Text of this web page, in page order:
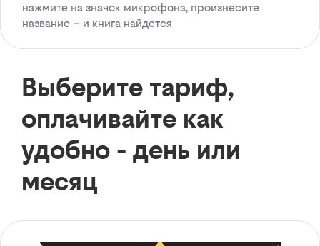
нажмите на значок микрофона, произнесите
название – и книга найдется
Выберите тариф,
оплачивайте как
удобно - день или
месяц